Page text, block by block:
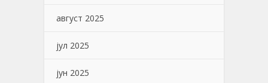
август 2025
јул 2025
јун 2025